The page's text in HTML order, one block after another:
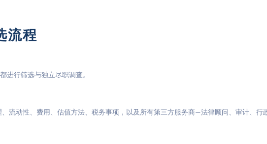
流程
进行筛选与独立尽职调查。
流动性、费用、估值方法、税务事项，以及所有第三方服务商—法律顾问、审计、行